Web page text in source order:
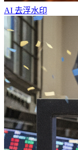
AI 去浮水印